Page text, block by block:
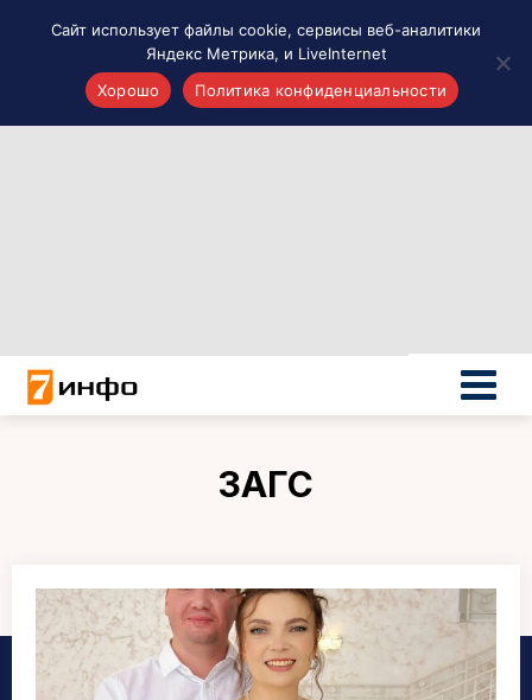
Новости России
Политика
Новости мира
ЗАГС
Сайт использует файлы cookie, сервисы веб-аналитики
Яндекс Метрика, и LiveInternet
Хорошо
Политика конфиденциальности